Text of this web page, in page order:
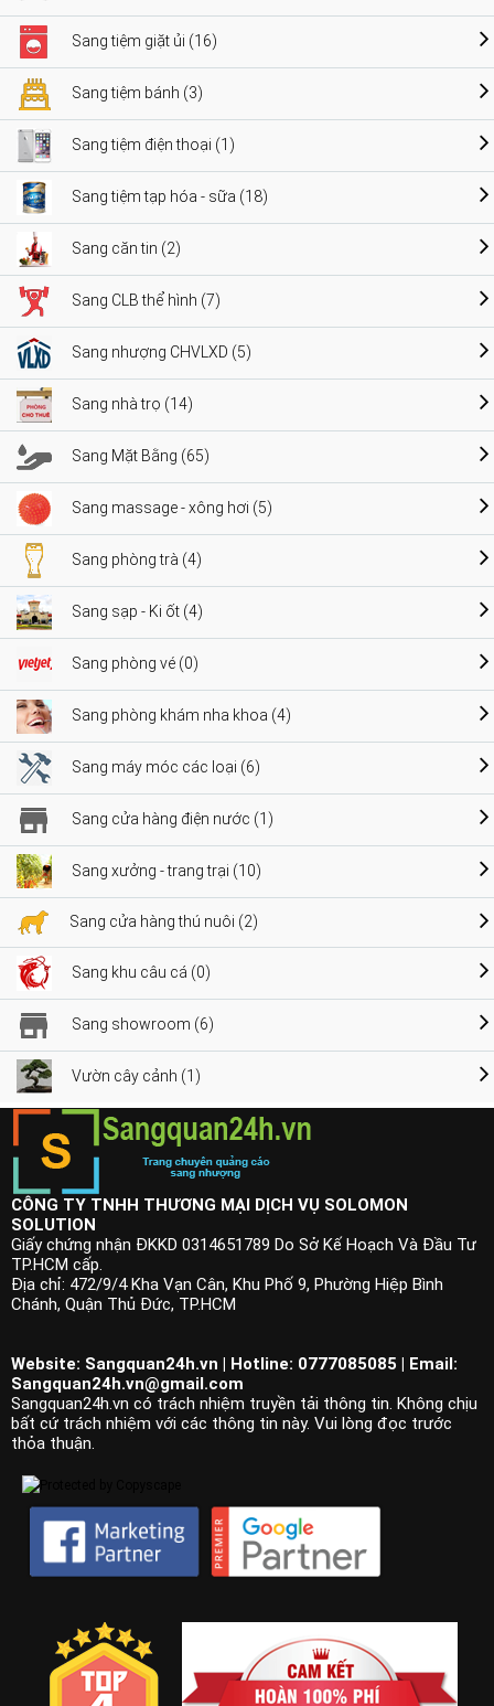
Sang tiệm giặt ủi (16)
Sang tiệm bánh (3)
Sang tiệm điện thoại (1)
Sang tiệm tạp hóa - sữa (18)
Sang căn tin (2)
Sang CLB thể hình (7)
Sang nhượng CHVLXD (5)
Sang nhà trọ (14)
Sang Mặt Bằng (65)
Sang massage - xông hơi (5)
Sang phòng trà (4)
Sang sạp - Ki ốt (4)
Sang phòng vé (0)
Sang phòng khám nha khoa (4)
Sang máy móc các loại (6)
Sang cửa hàng điện nước (1)
Sang xưởng - trang trại (10)
Sang cửa hàng thú nuôi (2)
Sang khu câu cá (0)
Sang showroom (6)
Vườn cây cảnh (1)
CÔNG TY TNHH THƯƠNG MẠI DỊCH VỤ SOLOMON
SOLUTION
Giấy chứng nhận ĐKKD 0314651789 Do Sở Kế Hoạch Và Đầu Tư
TP.HCM cấp.
Địa chỉ: 472/9/4 Kha Vạn Cân, Khu Phố 9, Phường Hiệp Bình
Chánh, Quận Thủ Đức, TP.HCM
Website: Sangquan24h.vn | Hotline: 0777085085 | Email:
Sangquan24h.vn@gmail.com
Sangquan24h.vn có trách nhiệm truyền tải thông tin. Không chịu
bất cứ trách nhiệm với các thông tin này. Vui lòng đọc trước
thỏa thuận.